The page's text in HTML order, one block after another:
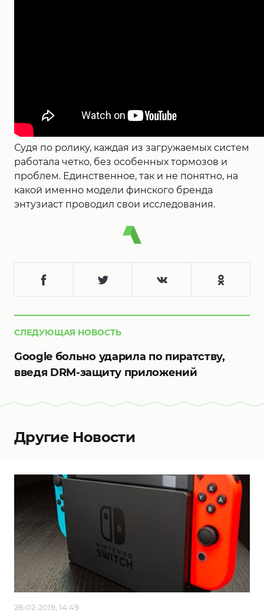
Судя по ролику, каждая из загружаемых систем
работала четко, без особенных тормозов и
проблем. Единственное, так и не понятно, на
какой именно модели финского бренда
энтузиаст проводил свои исследования.
СЛЕДУЮЩАЯ НОВОСТЬ
Google больно ударила по пиратству,
введя DRM-защиту приложений
Другие Новости
28-02-2019, 14:49